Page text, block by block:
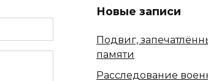
Новые записи
Подвиг,
памяти
Расследование